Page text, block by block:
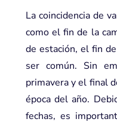
La coincidencia de
como el fin de la
de estación, el fin
ser común. Sin
primavera y el final
época del año.
fechas, es